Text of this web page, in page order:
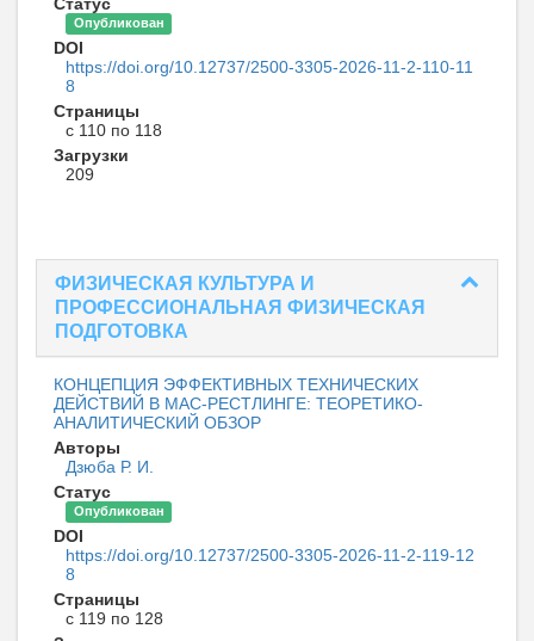
Опубликован
DOI
https://doi.org/10.12737/2500-3305-2026-11-2-110-11
8
Страницы
с 110 по 118
Загрузки
209
ФИЗИЧЕСКАЯ КУЛЬТУРА И
ПРОФЕССИОНАЛЬНАЯ ФИЗИЧЕСКАЯ
ПОДГОТОВКА
КОНЦЕПЦИЯ ЭФФЕКТИВНЫХ ТЕХНИЧЕСКИХ
ДЕЙСТВИЙ В МАС-РЕСТЛИНГЕ: ТЕОРЕТИКО-
АНАЛИТИЧЕСКИЙ ОБЗОР
Авторы
Дзюба Р. И.
Статус
Опубликован
DOI
https://doi.org/10.12737/2500-3305-2026-11-2-119-12
8
Страницы
с 119 по 128